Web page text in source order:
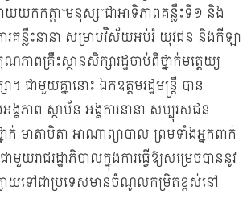
កកត្តា“មនុស្ស”ជាអាទិភាពគន្លឹះទី១ និង
រគន្លឹះនានា សម្រាបវិស័យអប់រំ យុវជន និងកីឡា
ាពគ្រឹះស្ថានសិក្សារដ្ឋចាប់ពីថ្នាក់មត្តេយ្យ
ជាមួយគ្នានោះ ឯកឧត្តមរដ្ឋមន្ដ្រី បាន
គភាព ស្ថាប័ន អង្គការនានា សប្បុរសជន
ាក់ មាតាបិតា អាណាព្យាបាល ព្រមទាំងអ្នកពាក់
យរាជរដ្ឋាភិបាលក្នុងការធ្វើឱ្យសម្រេចបាននូវ
លាយទៅជាប្រទេសមានចំណូលកម្រិតខ្ពស់នៅ